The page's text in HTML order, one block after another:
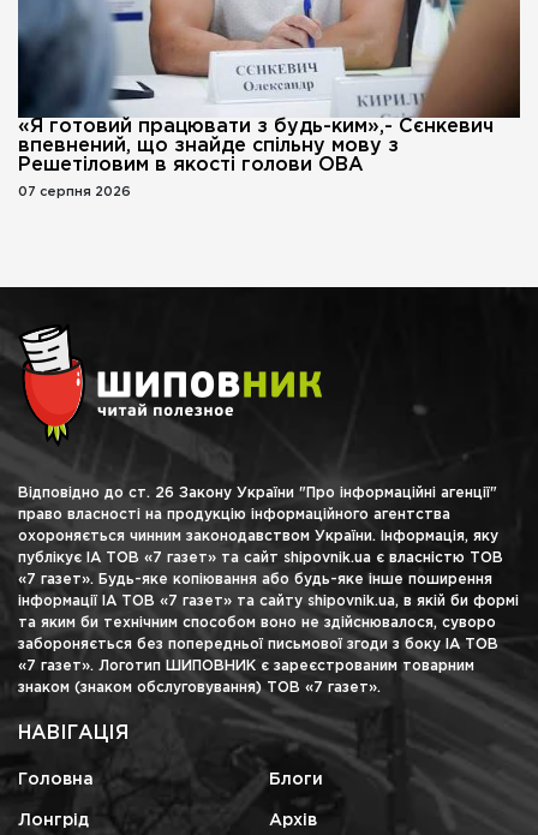
«Я готовий працювати з будь-ким»,- Сєнкевич
впевнений, що знайде спільну мову з
Решетіловим в якості голови ОВА
07 серпня 2026
Відповідно до ст. 26 Закону України "Про інформаційні агенції"
право власності на продукцію інформаційного агентства
охороняється чинним законодавством України. Інформація, яку
публікує ІА ТОВ «7 газет» та сайт shipovnik.ua є власністю ТОВ
«7 газет». Будь-яке копіювання або будь-яке інше поширення
інформації ІА ТОВ «7 газет» та сайту shipovnik.ua, в якій би формі
та яким би технічним способом воно не здійснювалося, суворо
забороняється без попередньої письмової згоди з боку ІА ТОВ
«7 газет». Логотип ШИПОВНИК є зареєстрованим товарним
знаком (знаком обслуговування) ТОВ «7 газет».
НАВІГАЦІЯ
Головна Блоги
Лонгрід Архів